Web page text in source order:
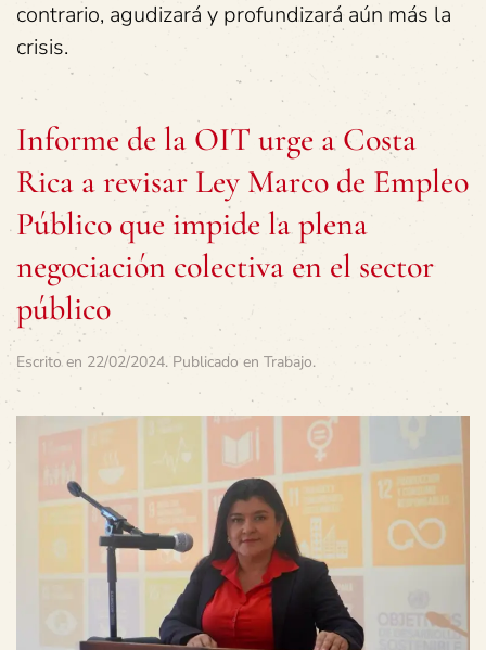
contrario, agudizará y profundizará aún más la
crisis.
Informe de la OIT urge a Costa
Rica a revisar Ley Marco de Empleo
Público que impide la plena
negociación colectiva en el sector
público
Escrito en 22/02/2024. Publicado en Trabajo.